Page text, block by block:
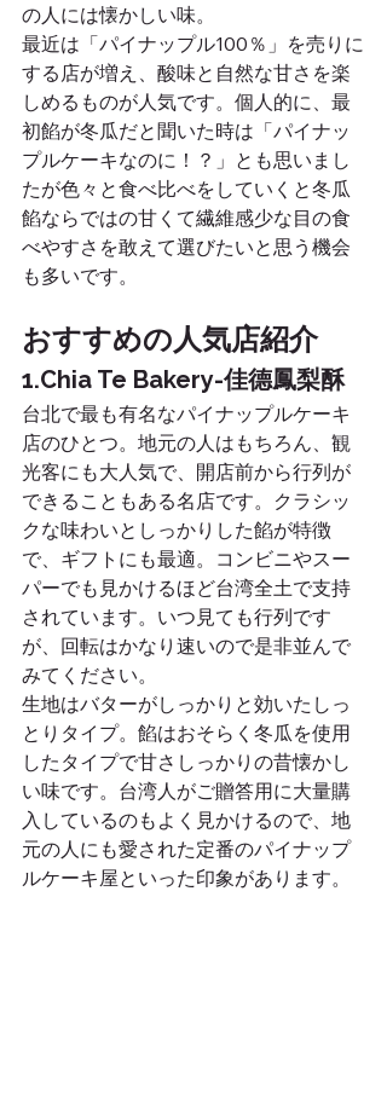
の人には懐かしい味。
最近は「パイナップル100％」を売りに
する店が増え、酸味と自然な甘さを楽
しめるものが人気です。個人的に、最
初餡が冬瓜だと聞いた時は「パイナッ
プルケーキなのに！？」とも思いまし
たが色々と食べ比べをしていくと冬瓜
餡ならではの甘くて繊維感少な目の食
べやすさを敢えて選びたいと思う機会
も多いです。
おすすめの人気店紹介
1.Chia Te Bakery-佳德鳳梨酥
台北で最も有名なパイナップルケーキ
店のひとつ。地元の人はもちろん、観
光客にも大人気で、開店前から行列が
できることもある名店です。クラシッ
クな味わいとしっかりした餡が特徴
で、ギフトにも最適。コンビニやスー
パーでも見かけるほど台湾全土で支持
されています。いつ見ても行列です
が、回転はかなり速いので是非並んで
みてください。
生地はバターがしっかりと効いたしっ
とりタイプ。餡はおそらく冬瓜を使用
したタイプで甘さしっかりの昔懐かし
い味です。台湾人がご贈答用に大量購
入しているのもよく見かけるので、地
元の人にも愛された定番のパイナップ
ルケーキ屋といった印象があります。